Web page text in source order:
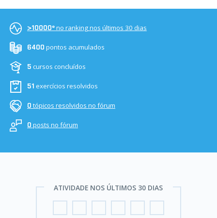
>10000ºno ranking nos últimos 30 dias
6400 pontos acumulados
5 cursos concluídos
51 exercícios resolvidos
0 tópicos resolvidos no fórum
0 posts no fórum
ATIVIDADE NOS ÚLTIMOS 30 DIAS